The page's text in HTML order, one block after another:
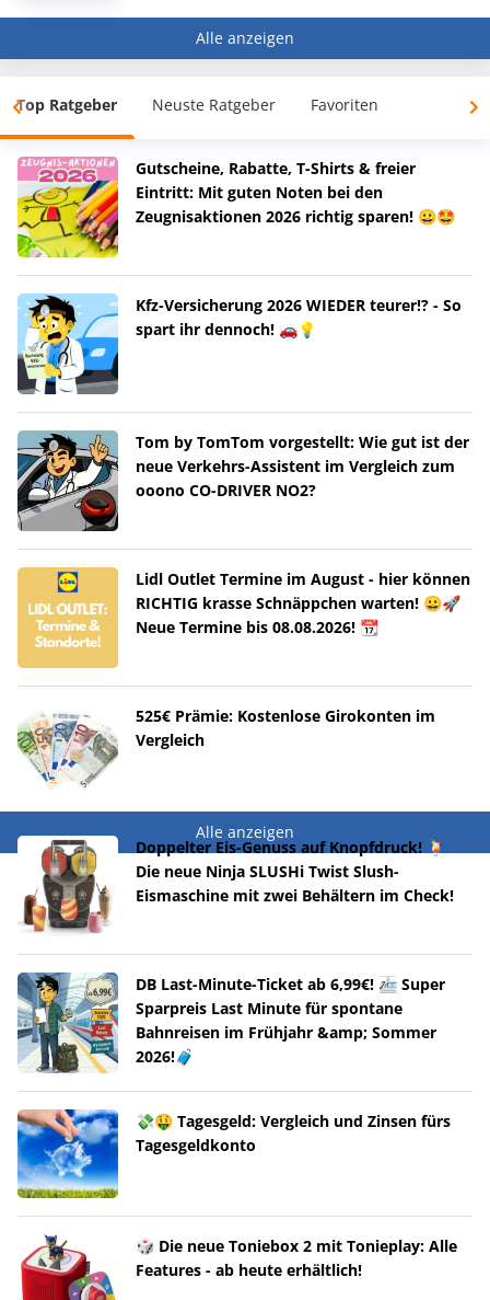
Alle anzeigen
Top Ratgeber Neuste Ratgeber Favoriten
Gutscheine, Rabatte, T-Shirts & freier
Eintritt: Mit guten Noten bei den
Zeugnisaktionen 2026 richtig sparen! 😀🤩
Kfz-Versicherung 2026 WIEDER teurer!? - So
spart ihr dennoch! 🚗💡
Tom by TomTom vorgestellt: Wie gut ist der
neue Verkehrs-Assistent im Vergleich zum
ooono CO-DRIVER NO2?
Lidl Outlet Termine im August - hier können
RICHTIG krasse Schnäppchen warten! 😀🚀
Neue Termine bis 08.08.2026! 📆
525€ Prämie: Kostenlose Girokonten im
Vergleich
Alle anzeigen
Doppelter Eis-Genuss auf Knopfdruck! 🍹
Die neue Ninja SLUSHi Twist Slush-
Eismaschine mit zwei Behältern im Check!
DB Last-Minute-Ticket ab 6,99€! 🚈 Super
Sparpreis Last Minute für spontane
Bahnreisen im Frühjahr &amp; Sommer
2026!🧳
💸🤑 Tagesgeld: Vergleich und Zinsen fürs
Tagesgeldkonto
🎲 Die neue Toniebox 2 mit Tonieplay: Alle
Features - ab heute erhältlich!